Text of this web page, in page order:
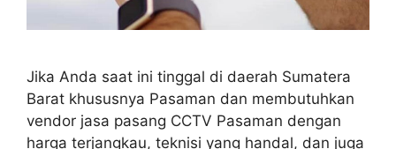
Jika Anda saat ini tinggal di daerah Sumatera
Barat khususnya Pasaman dan membutuhkan
vendor jasa pasang CCTV Pasaman dengan
harga terjangkau, teknisi yang handal, dan juga